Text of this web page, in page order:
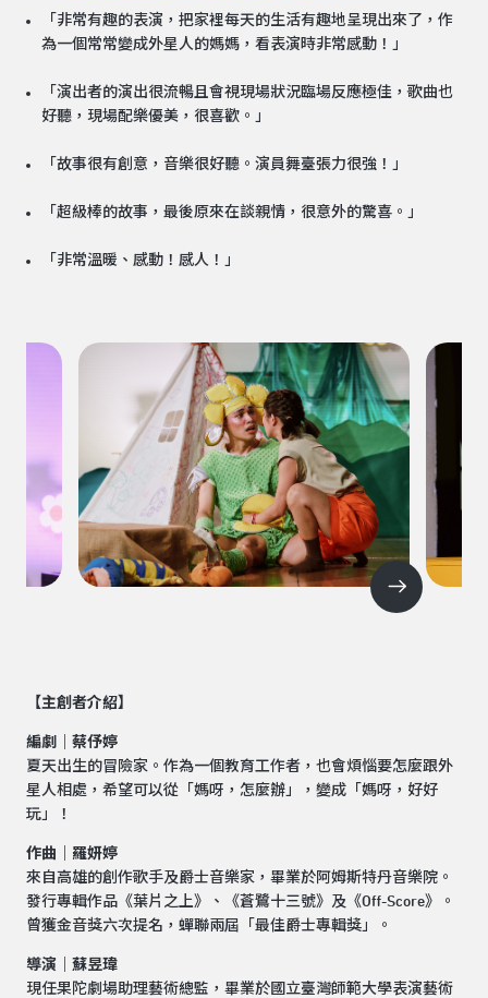
「非常有趣的表演，把家裡每天的生活有趣地呈現出來了，作
為一個常常變成外星人的媽媽，看表演時非常感動！」
「演出者的演出很流暢且會視現場狀況臨場反應極佳，歌曲也
好聽，現場配樂優美，很喜歡。」
「故事很有創意，音樂很好聽。演員舞臺張力很強！」
「超級棒的故事，最後原來在談親情，很意外的驚喜。」
「非常溫暖、感動！感人！」
【主創者介紹】
編劇｜蔡伃婷
夏天出生的冒險家。作為一個教育工作者，也會煩惱要怎麼跟外
星人相處，希望可以從「媽呀，怎麼辦」，變成「媽呀，好好
玩」！
作曲｜羅妍婷
來自高雄的創作歌手及爵士音樂家，畢業於阿姆斯特丹音樂院。
發行專輯作品《葉片之上》、《蒼鷺十三號》及《Off-Score》。
曾獲金音獎六次提名，蟬聯兩屆「最佳爵士專輯獎」。
導演｜蘇昱瑋
現任果陀劇場助理藝術總監，畢業於國立臺灣師範大學表演藝術